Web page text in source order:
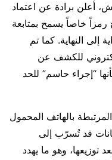
أعلن برادة عن اعتماد
خاصاً يسمح بمتابعة
إلى النهاية. كما تم
بـ2000 جهاز إلكتروني للكشف عن
“إجراء حاسم” للحد
بالهاتف المحمول
قد تُسرّب إلى
توزيعها، وهو ما يهدد